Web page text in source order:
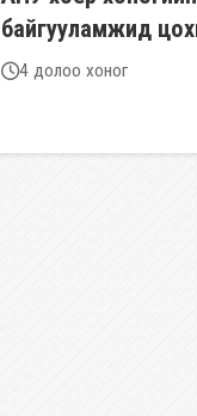
байгууламжид
4 долоо хоног